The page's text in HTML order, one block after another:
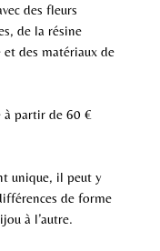
des fleurs
de la résine
des matériaux de
à partir de 60 €
unique, il peut y
de forme
à l’autre.